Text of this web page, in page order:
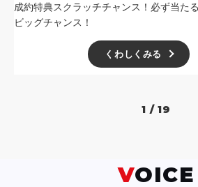
成約特典スクラッチチャンス！必ず当た
ビッグチャンス！
くわしくみる
1 / 19
VOICE